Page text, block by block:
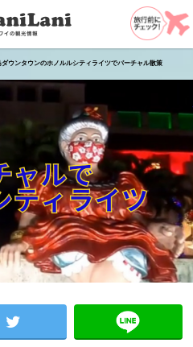
ダウンタウンのホノルルシティライツでバーチャル散策